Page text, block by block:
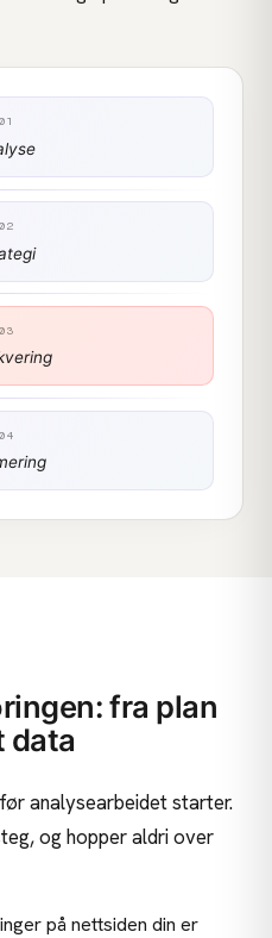
01
02
03
04
fra plan
data
analysearbeidet starter.
og hopper aldri over
på nettsiden din er